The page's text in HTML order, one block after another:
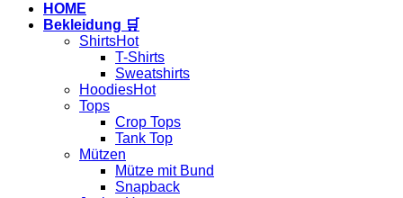
HOME
Bekleidung 🛒
Shirts
T-Shirts
Sweatshirts
Hoodies
Tops
Crop Tops
Tank Top
Mützen
Mütze mit Bund
Snapback